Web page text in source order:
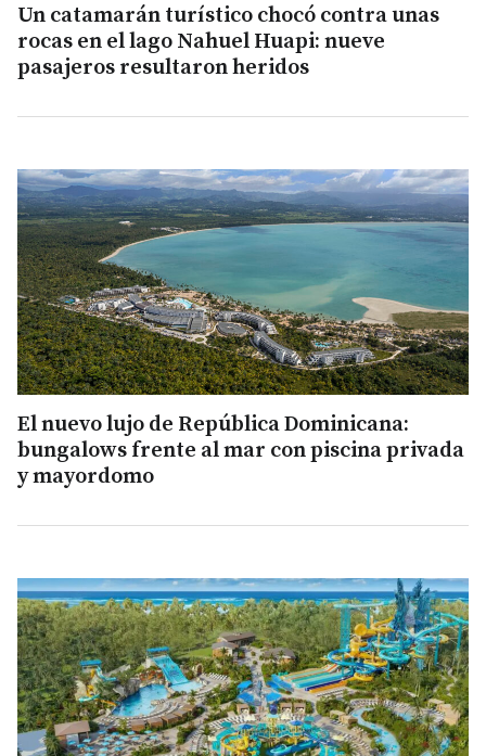
Un catamarán turístico chocó contra unas
rocas en el lago Nahuel Huapi: nueve
pasajeros resultaron heridos
El nuevo lujo de República Dominicana:
bungalows frente al mar con piscina privada
y mayordomo